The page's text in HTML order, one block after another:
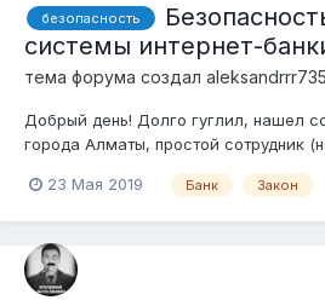
безопасность
системы интернет-
тема форума создал aleksandrrr735
Добрый день! Долго гуглил, нашел
города Алматы, простой сотрудник
юридических лиц (если необходимо,
ссылку (Как бы просто уб...
23 Мая 2019 Банк Закон